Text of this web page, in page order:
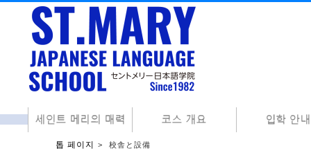
톱 페이지 校舎と設備